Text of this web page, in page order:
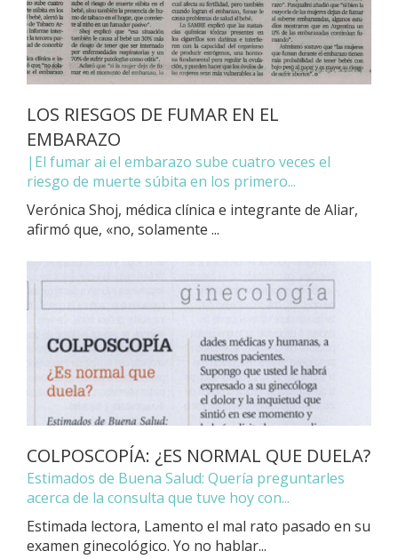
LOS RIESGOS DE FUMAR EN EL
EMBARAZO
|El fumar ai el embarazo sube cuatro veces el
riesgo de muerte súbita en los primero...
Verónica Shoj, médica clínica e integrante de Aliar,
afirmó que, «no, solamente ...
COLPOSCOPÍA: ¿ES NORMAL QUE DUELA?
Estimados de Buena Salud: Quería preguntarles
acerca de la consulta que tuve hoy con...
Estimada lectora, Lamento el mal rato pasado en su
examen ginecológico. Yo no hablar...